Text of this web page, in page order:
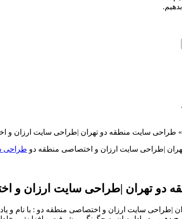
» طراحی سایت منطقه دو تهران |طراحی سایت ارزان و
طراحی
دو تهران |طراحی سایت ارزان و
|طراحی سایت ارزان و اختصاصی منطقه دو : با نام و